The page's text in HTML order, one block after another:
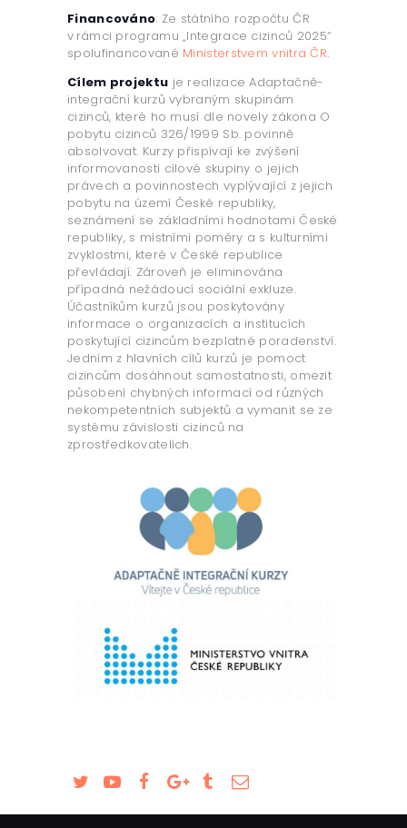
Financováno: Ze státního rozpočtu ČR
v rámci programu „Integrace cizinců 2025“
spolufinancované Ministerstvem vnitra ČR.
Cílem projektu je realizace Adaptačně-
integrační kurzů vybraným skupinám
cizinců, které ho musí dle novely zákona O
pobytu cizinců 326/1999 Sb. povinně
absolvovat. Kurzy přispívají ke zvýšení
informovanosti cílové skupiny o jejich
právech a povinnostech vyplývající z jejich
pobytu na území České republiky,
seznámení se základními hodnotami České
republiky, s místními poměry a s kulturními
zvyklostmi, které v České republice
převládají. Zároveň je eliminována
případná nežádoucí sociální exkluze.
Účastníkům kurzů jsou poskytovány
informace o organizacích a institucích
poskytující cizincům bezplatné poradenství.
Jedním z hlavních cílů kurzů je pomoct
cizincům dosáhnout samostatnosti, omezit
působení chybných informací od různých
nekompetentních subjektů a vymanit se ze
systému závislosti cizinců na
zprostředkovatelích.